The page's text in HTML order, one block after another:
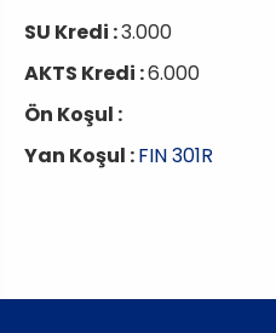
SU Kredi :3.000
AKTS Kredi :6.000
Ön Koşul :
Yan Koşul :FIN 301R